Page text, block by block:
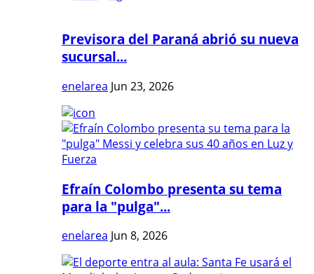
Previsora del Paraná abrió su nueva
sucursal...
enelarea Jun 23, 2026
Efraín Colombo presenta su tema
para la "pulga"...
enelarea Jun 8, 2026